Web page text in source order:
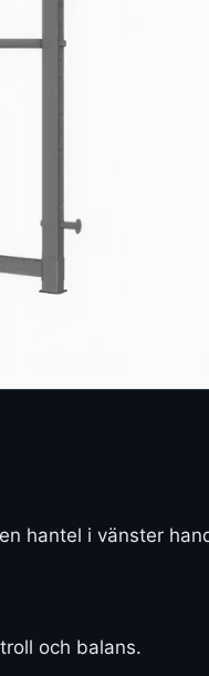
hantel i vänster
och balans.